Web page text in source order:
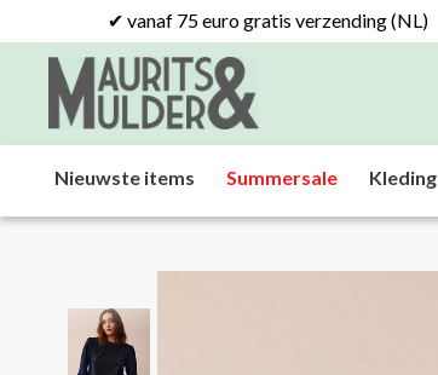
✔ vanaf 75 euro gratis verzending (NL)
Nieuwste items Summersale Kleding